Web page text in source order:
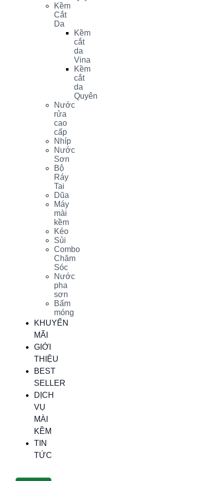
Kềm
Cắt
Da
Kềm
cắt
da
Vina
Kềm
cắt
da
Quyên
Nước
rửa
cao
cấp
Nhíp
Nước
Sơn
Bộ
Ráy
Tai
Dũa
Máy
mài
kềm
Kéo
Sủi
Combo
Chăm
Sóc
Nước
pha
sơn
Bấm
móng
KHUYẾN
MÃI
GIỚI
THIỆU
BEST
SELLER
DỊCH
VỤ
MÀI
KỀM
TIN
TỨC